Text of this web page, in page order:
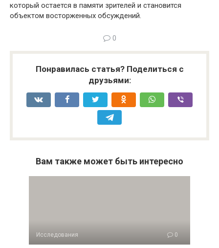
который остается в памяти зрителей и становится
объектом восторженных обсуждений.
0
Понравилась статья? Поделиться с
друзьями:
Вам также может быть интересно
Исследования 0